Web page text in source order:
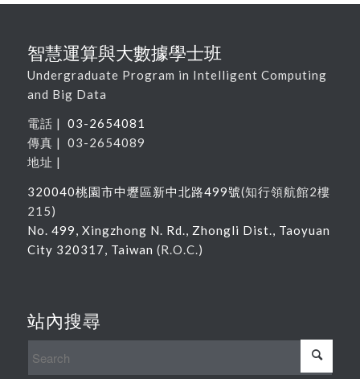
智慧運算與大數據學士班
Undergraduate Program in Intelligent Computing
and Big Data
電話 | 03-2654081
傳真 | 03-2654089
地址 |
320040桃園市中壢區新中北路499號(知行領航館2樓
215)
No. 499, Xingzhong N. Rd., Zhongli Dist., Taoyuan
City 320317, Taiwan (R.O.C.)
站內搜尋